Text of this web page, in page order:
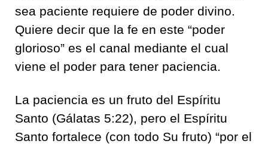
sea paciente requiere de poder divino.
Quiere decir que la fe en este “poder
glorioso” es el canal mediante el cual
viene el poder para tener paciencia.
La paciencia es un fruto del Espíritu
Santo (Gálatas 5:22), pero el Espíritu
Santo fortalece (con todo Su fruto) “por el